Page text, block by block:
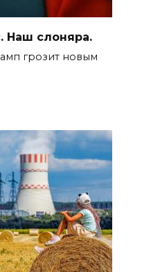
Наш слоняра.
грозит новым